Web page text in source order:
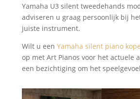
Yamaha U3 silent tweedehands
adviseren u graag persoonlijk bij
juiste instrument.
Wilt u een Yamaha silent piano
op met Art Pianos voor het actuele
een bezichtiging om het